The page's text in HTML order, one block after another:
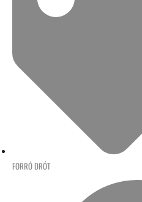
FORRÓ DRÓT